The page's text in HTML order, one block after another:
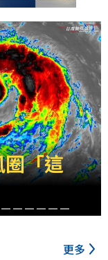
「這
更多